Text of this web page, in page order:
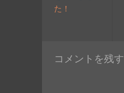
た！
稿:
コメントを残す